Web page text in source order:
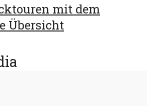
mit dem
Übersicht